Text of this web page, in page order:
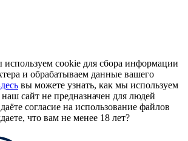
cookie для сбора информации
и обрабатываем данные вашего
вы можете узнать, как мы используем
сайт не предназначен для людей
согласие на использование файлов
что вам не менее 18 лет?